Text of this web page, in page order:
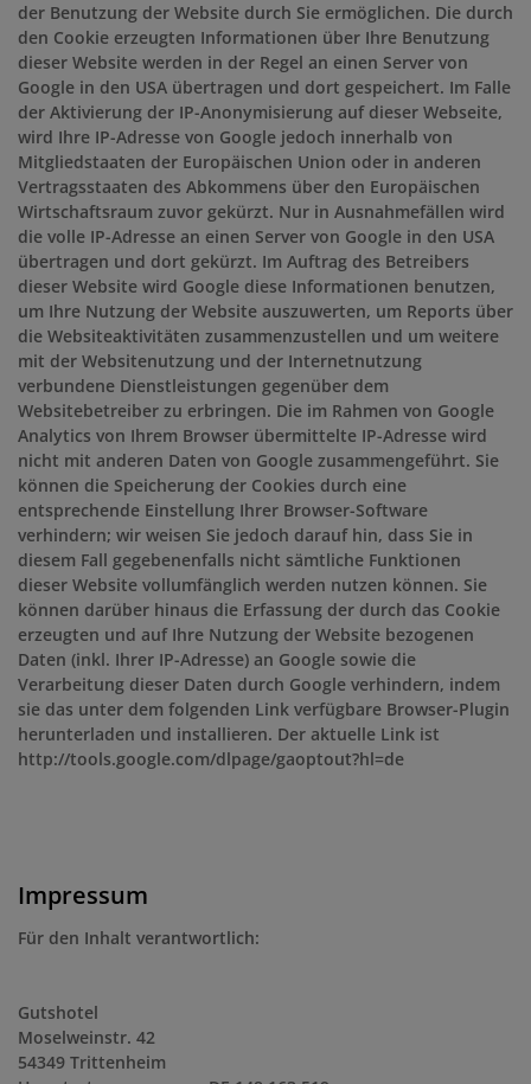
der Benutzung der Website durch Sie ermöglichen. Die durch
den Cookie erzeugten Informationen über Ihre Benutzung
dieser Website werden in der Regel an einen Server von
Google in den USA übertragen und dort gespeichert. Im Falle
der Aktivierung der IP-Anonymisierung auf dieser Webseite,
wird Ihre IP-Adresse von Google jedoch innerhalb von
Mitgliedstaaten der Europäischen Union oder in anderen
Vertragsstaaten des Abkommens über den Europäischen
Wirtschaftsraum zuvor gekürzt. Nur in Ausnahmefällen wird
die volle IP-Adresse an einen Server von Google in den USA
übertragen und dort gekürzt. Im Auftrag des Betreibers
dieser Website wird Google diese Informationen benutzen,
um Ihre Nutzung der Website auszuwerten, um Reports über
die Websiteaktivitäten zusammenzustellen und um weitere
mit der Websitenutzung und der Internetnutzung
verbundene Dienstleistungen gegenüber dem
Websitebetreiber zu erbringen. Die im Rahmen von Google
Analytics von Ihrem Browser übermittelte IP-Adresse wird
nicht mit anderen Daten von Google zusammengeführt. Sie
können die Speicherung der Cookies durch eine
entsprechende Einstellung Ihrer Browser-Software
verhindern; wir weisen Sie jedoch darauf hin, dass Sie in
diesem Fall gegebenenfalls nicht sämtliche Funktionen
dieser Website vollumfänglich werden nutzen können. Sie
können darüber hinaus die Erfassung der durch das Cookie
erzeugten und auf Ihre Nutzung der Website bezogenen
Daten (inkl. Ihrer IP-Adresse) an Google sowie die
Verarbeitung dieser Daten durch Google verhindern, indem
sie das unter dem folgenden Link verfügbare Browser-Plugin
herunterladen und installieren. Der aktuelle Link ist
http://tools.google.com/dlpage/gaoptout?hl=de
Impressum
Für den Inhalt verantwortlich:
Gutshotel
Moselweinstr. 42
54349 Trittenheim